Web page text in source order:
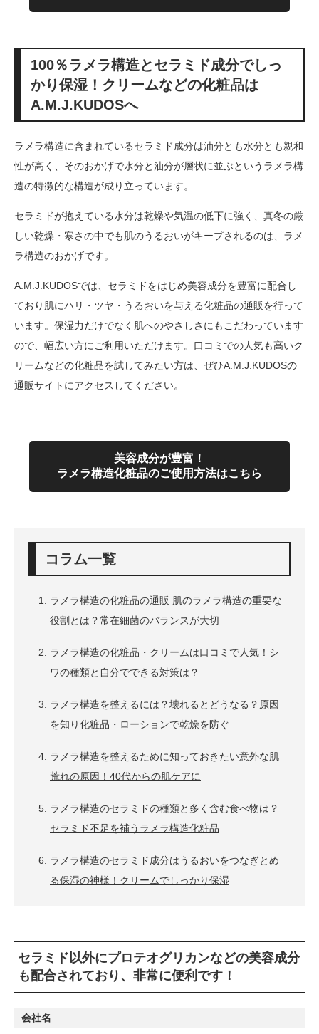
100％ラメラ構造とセラミド成分でしっ
かり保湿！クリームなどの化粧品は
A.M.J.KUDOSへ
ラメラ構造に含まれているセラミド成分は油分とも水分とも親和
性が高く、そのおかげで水分と油分が層状に並ぶというラメラ構
造の特徴的な構造が成り立っています。
セラミドが抱えている水分は乾燥や気温の低下に強く、真冬の厳
しい乾燥・寒さの中でも肌のうるおいがキープされるのは、ラメ
ラ構造のおかげです。
A.M.J.KUDOSでは、セラミドをはじめ美容成分を豊富に配合し
ており肌にハリ・ツヤ・うるおいを与える化粧品の通販を行って
います。保湿力だけでなく肌へのやさしさにもこだわっています
ので、幅広い方にご利用いただけます。口コミでの人気も高いク
リームなどの化粧品を試してみたい方は、ぜひA.M.J.KUDOSの
通販サイトにアクセスしてください。
美容成分が豊富！
ラメラ構造化粧品のご使用方法はこちら
コラム一覧
ラメラ構造の化粧品の通販 肌のラメラ構造の重要な
役割とは？常在細菌のバランスが大切
ラメラ構造の化粧品・クリームは口コミで人気！シ
ワの種類と自分でできる対策は？
ラメラ構造を整えるには？壊れるとどうなる？原因
を知り化粧品・ローションで乾燥を防ぐ
ラメラ構造を整えるために知っておきたい意外な肌
荒れの原因！40代からの肌ケアに
ラメラ構造のセラミドの種類と多く含む食べ物は？
セラミド不足を補うラメラ構造化粧品
ラメラ構造のセラミド成分はうるおいをつなぎとめ
る保湿の神様！クリームでしっかり保湿
セラミド以外にプロテオグリカンなどの美容成分
も配合されており、非常に便利です！
会社名